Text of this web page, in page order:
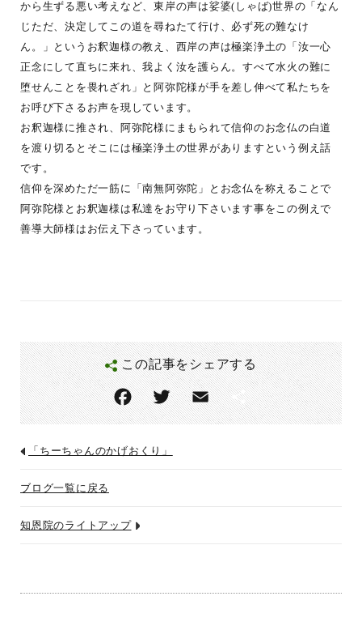
から生ずる悪い考えなど、東岸の声は娑婆(しゃば)世界の「なん
じただ、決定してこの道を尋ねたて行け、必ず死の難なけ
ん。」というお釈迦様の教え、西岸の声は極楽浄土の「汝一心
正念にして直ちに来れ、我よく汝を護らん。すべて水火の難に
堕せんことを畏れざれ」と阿弥陀様が手を差し伸べて私たちを
お呼び下さるお声を現しています。
お釈迦様に推され、阿弥陀様にまもられて信仰のお念仏の白道
を渡り切るとそこには極楽浄土の世界がありますという例え話
です。
信仰を深めただ一筋に「南無阿弥陀」とお念仏を称えることで
阿弥陀様とお釈迦様は私達をお守り下さいます事をこの例えで
善導大師様はお伝え下さっています。
この記事をシェアする
F
ac
eb
T
w
E
m
共
有
「ちーちゃんのかげおくり」
ブログ一覧に戻る
知恩院のライトアップ